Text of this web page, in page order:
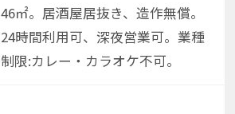
46㎡。居酒屋居抜き、造作無償。
24時間利用可、深夜営業可。業種
制限:カレー・カラオケ不可。